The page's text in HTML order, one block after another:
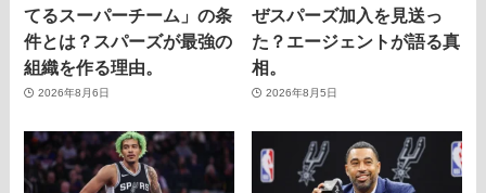
てるスーパーチーム」の条
件とは？スパーズが最強の
組織を作る理由。
2026年8月6日
ぜスパーズ加入を見送っ
た？エージェントが語る真
相。
2026年8月5日